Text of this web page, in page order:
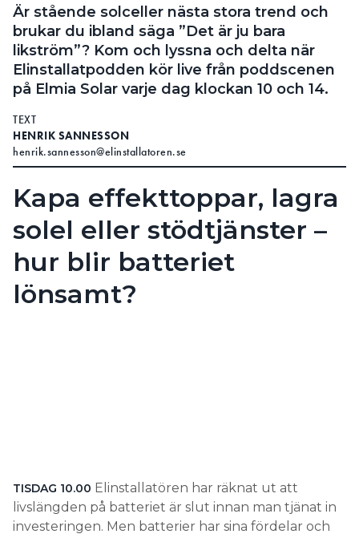
Är stående solceller nästa stora trend och
brukar du ibland säga ”Det är ju bara
likström”? Kom och lyssna och delta när
Elinstallatpodden kör live från poddscenen
på Elmia Solar varje dag klockan 10 och 14.
TEXT
HENRIK SANNESSON
henrik.sannesson@elinstallatoren.se
Kapa effekttoppar, lagra
solel eller stödtjänster –
hur blir batteriet
lönsamt?
TISDAG 10.00 Elinstallatören har räknat ut att
livslängden på batteriet är slut innan man tjänat in
investeringen. Men batterier har sina fördelar och